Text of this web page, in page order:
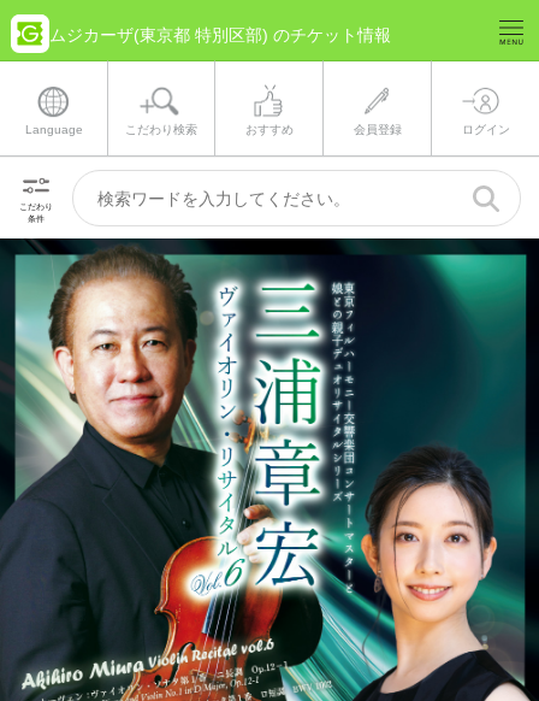
ムジカーザ(東京都 特別区部) のチケット情報
Language こだわり検索 おすすめ 会員登録 ログイン
こだわり
条件